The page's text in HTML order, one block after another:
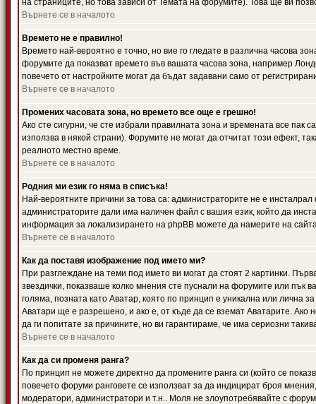
на страниците, но това зависи от Темата на форумите). Това ще ви
Върнете се в началото
Времето не е правилно!
Времето най-вероятно е точно, но вие го гледате в различна часова
форумите да показват времето във вашата часова зона, например
повечето от настройките могат да бъдат задавани само от
Върнете се в началото
Промених часовата зона, но времето все още е грешно!
Ако сте сигурни, че сте избрали правилната зона и времената все
използва в някой страни). Форумите не могат да отчитат този ефект,
реалното местно време.
Върнете се в началото
Родния ми език го няма в списъка!
Най-вероятните причини за това са: администраторите не е
администраторите дали има наличен файл с вашия език, който да
информация за локализирането на phpBB можете да намерите на
Върнете се в началото
Как да поставя изображение под името ми?
При разглеждане на теми под името ви могат да стоят 2 картинки.
звездички, показваше колко мнения сте пуснали на форумите или пък
голяма, позната като Аватар, която по принцип е уникална или лична
Аватари ще е разрешено, и ако е, от къде да се вземат Аватарите.
да ги попитате за причините, но ви гарантираме, че има сериозни
Върнете се в началото
Как да си променя ранга?
По принцип не можете директно да промените ранга си (който се
повечето форуми ранговете се използват за да индицират броя
модератори, администратори и т.н.. Моля не злоупотребявайте с